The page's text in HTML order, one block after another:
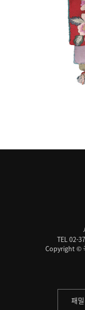
TEL 02-
Copyright ©
패